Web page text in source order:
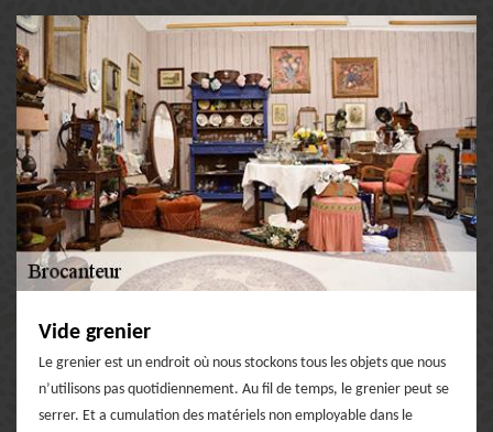
Vide grenier
Le grenier est un endroit où nous stockons tous les objets que nous
n’utilisons pas quotidiennement. Au fil de temps, le grenier peut se
serrer. Et a cumulation des matériels non employable dans le